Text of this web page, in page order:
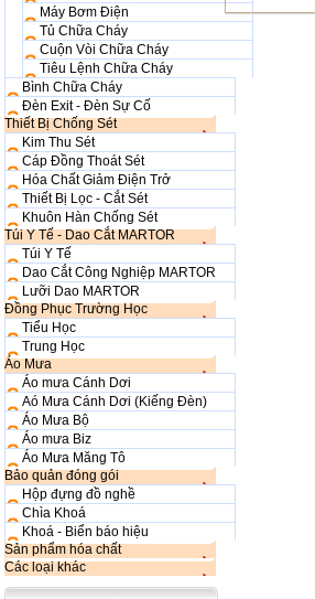
Máy Bơm Điện
Tủ Chữa Cháy
Cuộn Vòi Chữa Cháy
Tiêu Lệnh Chữa Cháy
Bình Chữa Cháy
Đèn Exit - Đèn Sự Cố
Thiết Bị Chống Sét
Kim Thu Sét
Cáp Đồng Thoát Sét
Hóa Chất Giảm Điện Trở
Thiết Bị Lọc - Cắt Sét
Khuôn Hàn Chống Sét
Túi Y Tế - Dao Cắt MARTOR
Túi Y Tế
Dao Cắt Công Nghiệp MARTOR
Lưỡi Dao MARTOR
Đồng Phục Trường Học
Tiểu Học
Trung Học
Áo Mưa
Áo mưa Cánh Dơi
Aó Mưa Cánh Dơi (Kiếng Đèn)
Áo Mưa Bộ
Áo mưa Biz
Áo Mưa Măng Tô
Bảo quản đóng gói
Hộp đựng đồ nghề
Chìa Khoá
Khoá - Biển báo hiệu
Sản phẩm hóa chất
Các loại khác